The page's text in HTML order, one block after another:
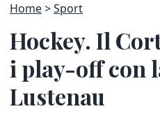
Home Sport
Hockey. Il
i play-off con
Lustenau